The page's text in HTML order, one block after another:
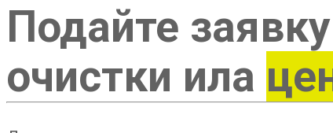
Подайте
очистки ила